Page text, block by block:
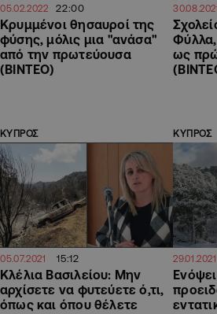
05.02.2022 22:00
Κρυμμένοι θησαυροί της
φύσης, μόλις μια "ανάσα"
από την πρωτεύουσα
(ΒΙΝΤΕΟ)
Φύλλα,
ως
ΚΥΠΡΟΣ
05.07.2021 15:12
Κλέλια Βασιλείου: Μην
αρχίσετε να φυτεύετε ό,τι,
όπως και όπου θέλετε
ΚΥΠΡΟΣ
29.01.2021